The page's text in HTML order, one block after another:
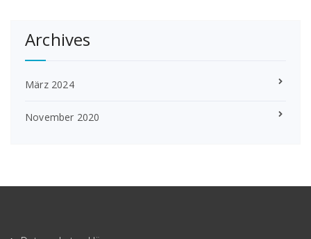
Archives
März 2024
November 2020